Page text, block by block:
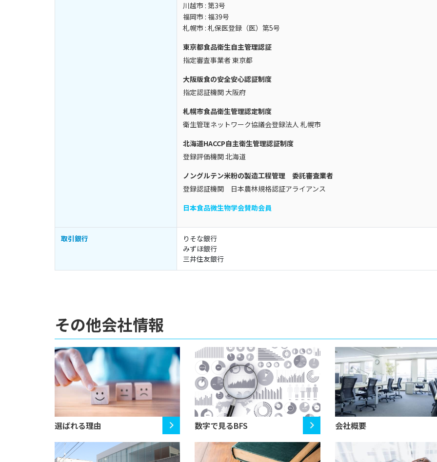
川越市 : 第3号
福岡市 : 福39号
札幌市 : 札保医登録（医）第5号
東京都食品衛生自主管理認証
指定審査事業者 東京都
大阪版食の安全安心認証制度
指定認証機関 大阪府
札幌市食品衛生管理認定制度
衛生管理ネットワーク協議会登録法人 札幌市
北海道HACCP自主衛生管理認証制度
登録評価機関 北海道
ノングルテン米粉の製造工程管理 委託審査業者
登録認証機関 日本農林規格認証アライアンス
日本食品微生物学会賛助会員
取引銀行
りそな銀行
みずほ銀行
三井住友銀行
その他会社情報
選ばれる理由 数字で見るBFS 会社概要